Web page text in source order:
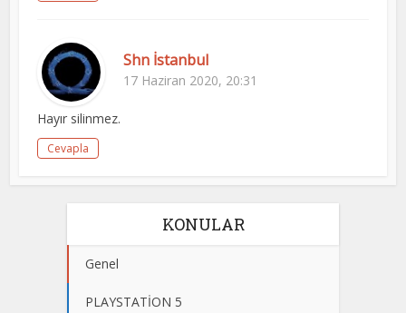
Shn İstanbul
17 Haziran 2020, 20:31
Hayır silinmez.
Cevapla
KONULAR
Genel
PLAYSTATİON 5